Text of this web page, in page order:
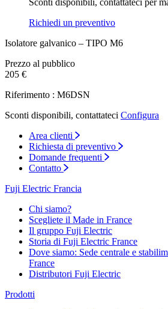
Sconti disponibili, contattateci per
Richiedi un preventivo
Isolatore galvanico – TIPO M6
Prezzo al pubblico
205 €
Riferimento : M6DSN
Sconti disponibili, contattateci Configura
Area clienti
Richiesta di preventivo
Domande frequenti
Contatto
Fuji Electric Francia
Chi siamo?
Scegliete il Made in France
Il gruppo Fuji Electric
Storia di Fuji Electric France
Dove siamo: Sede centrale e
France
Distributori Fuji Electric
Prodotti